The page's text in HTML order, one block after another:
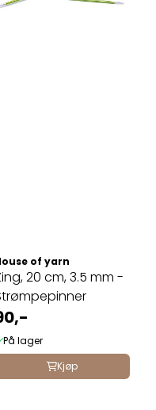
of yarn
20 cm, 3.5 mm -
På lager
Kjøp